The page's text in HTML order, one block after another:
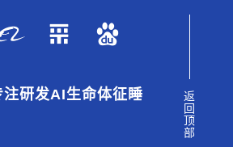
注研发AI生命体征睡
返回顶部